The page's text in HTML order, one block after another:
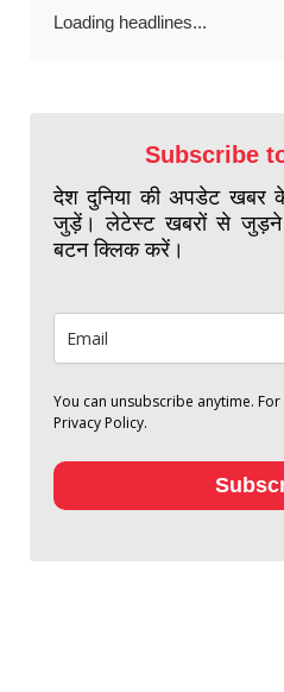
Loading headlines...
Subscribe
देश दुनिया की अपडेट खबर
जुड़ें। लेटेस्ट खबरों से
बटन क्लिक करें।
You can unsubscribe anytime.
Privacy Policy.